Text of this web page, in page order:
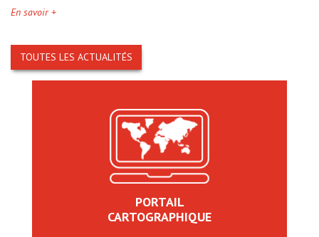
En savoir +
TOUTES LES ACTUALITÉS
PORTAIL
CARTOGRAPHIQUE